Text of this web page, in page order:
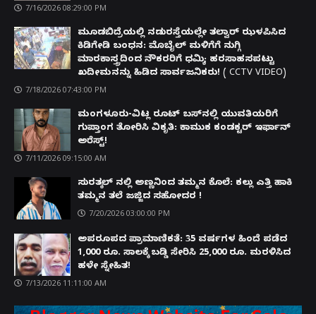
7/16/2026 08:29:00 PM
ಮೂಡಬಿದ್ರೆಯಲ್ಲಿ ನಡುರಸ್ತೆಯಲ್ಲೇ ತಲ್ವಾರ್ ಝಳಪಿಸಿದ
ಕಿಡಿಗೇಡಿ ಬಂಧನ: ಮೊಬೈಲ್ ಮಳಿಗೆಗೆ ನುಗ್ಗಿ
ಮಾರಕಾಸ್ತ್ರದಿಂದ ನೌಕರರಿಗೆ ಧಮ್ಕಿ; ಹರಸಾಹಸಪಟ್ಟು
ಖದೀಮನನ್ನು ಹಿಡಿದ ಸಾರ್ವಜನಿಕರು! ( CCTV VIDEO)
7/18/2026 07:43:00 PM
ಮಂಗಳೂರು-ವಿಟ್ಲ ರೂಟ್ ಬಸ್‌ನಲ್ಲಿ ಯುವತಿಯರಿಗೆ
ಗುಪ್ತಾಂಗ ತೋರಿಸಿ ವಿಕೃತಿ: ಕಾಮುಕ ಕಂಡಕ್ಟರ್ ಇರ್ಫಾನ್
ಅರೆಸ್ಟ್!
7/11/2026 09:15:00 AM
ಸುರತ್ಕಲ್ ನಲ್ಲಿ ಅಣ್ಣನಿಂದ ತಮ್ಮನ ಕೊಲೆ: ಕಲ್ಲು ಎತ್ತಿ ಹಾಕಿ
ತಮ್ಮನ ತಲೆ ಜಜ್ಜಿದ ಸಹೋದರ !
7/20/2026 03:00:00 PM
ಅಪರೂಪದ ಪ್ರಾಮಾಣಿಕತೆ: 35 ವರ್ಷಗಳ ಹಿಂದೆ ಪಡೆದ
1,000 ರೂ. ಸಾಲಕ್ಕೆ ಬಡ್ಡಿ ಸೇರಿಸಿ 25,000 ರೂ. ಮರಳಿಸಿದ
ಹಳೇ ಸ್ನೇಹಿತ!
7/13/2026 11:11:00 AM